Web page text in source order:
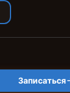
Записаться